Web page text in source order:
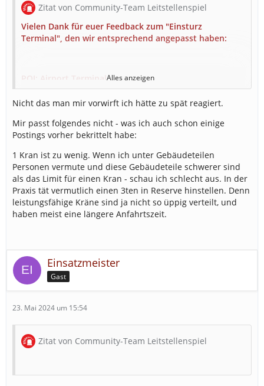
1 GW-Messtechnik (10%)
1 GW-Gefahrgut (10%)
1 GW-Höhenrettung (40%)
6 GKW
6 MTW-TZ
6 MzGW (FGr N)
3 BRmG R
1 Rettungshundestaffel (mit Ausbau, 30%, +365
Credits)
2 MzGW SB (mit Ausbau, +820 Credits)
1 DGL (mit Ausbau, +365 Credits)
2 Drohnen (mit Ausbau, +400 Credits)
1 Anh FüLa
1 FuKomKW
1 FüKw (THW)
Zitat von Community-Team Leitstellenspiel
Vielen Dank für euer Feedback zum "Einsturz
Terminal", den wir entsprechend angepasst haben:
Voraussetzungen
30 Feuerwachen
30 Rettungswachen
5 THW-Wachen
6 THW Bergungsgruppe
6 THW Zugtrupp
3 THW Räumen
20 LF
4 RW
1 ELW 2
1 GW-Messtechnik (10%)
Alles anzeigen
Nicht das man mir vorwirft ich hätte zu spät reagiert.
Mir passt folgendes nicht - was ich auch schon einige
Postings vorher bekrittelt habe:
1 Kran ist zu wenig. Wenn ich unter Gebäudeteilen
Personen vermute und diese Gebäudeteile schwerer sind
als das Limit für einen Kran - schau ich schlecht aus. In der
Praxis tät vermutlich einen 3ten in Reserve hinstellen. Denn
leistungsfähige Kräne sind ja nicht so üppig verteilt, und
haben meist eine längere Anfahrtszeit.
Einsatzmeister
Gast
23. Mai 2024 um 15:54
Zitat von Community-Team Leitstellenspiel